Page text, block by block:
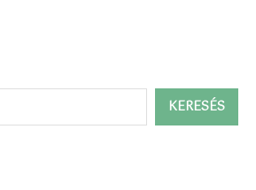
KERESÉS